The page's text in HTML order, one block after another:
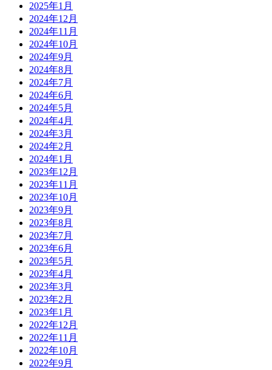
2025年1月
2024年12月
2024年11月
2024年10月
2024年9月
2024年8月
2024年7月
2024年6月
2024年5月
2024年4月
2024年3月
2024年2月
2024年1月
2023年12月
2023年11月
2023年10月
2023年9月
2023年8月
2023年7月
2023年6月
2023年5月
2023年4月
2023年3月
2023年2月
2023年1月
2022年12月
2022年11月
2022年10月
2022年9月